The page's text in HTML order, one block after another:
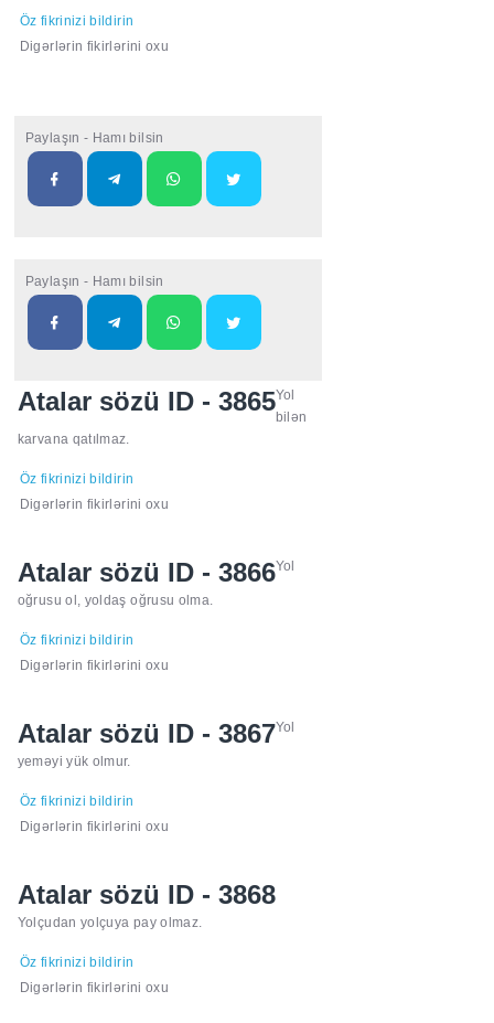
Öz fikrinizi bildirin
Digərlərin fikirlərini oxu
Paylaşın - Hamı bilsin
Paylaşın - Hamı bilsin
Atalar sözü ID - 3865Yol
bilən
karvana qatılmaz.
Öz fikrinizi bildirin
Digərlərin fikirlərini oxu
Atalar sözü ID - 3866Yol
oğrusu ol, yoldaş oğrusu olma.
Öz fikrinizi bildirin
Digərlərin fikirlərini oxu
Atalar sözü ID - 3867Yol
yeməyi yük olmur.
Öz fikrinizi bildirin
Digərlərin fikirlərini oxu
Atalar sözü ID - 3868
Yolçudan yolçuya pay olmaz.
Öz fikrinizi bildirin
Digərlərin fikirlərini oxu